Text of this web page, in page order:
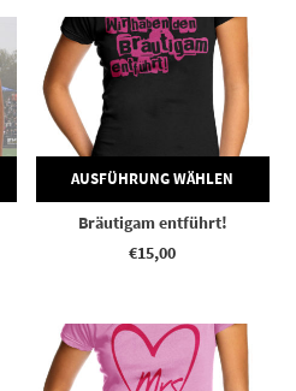
AUSFÜHRUNG WÄHLEN
Dieses Produkt weist mehrere Varianten auf. Die Optionen können auf der Produktseite gewählt werden
Bräutigam entführt!
€15,00
Dieses Produkt weist mehrere Varianten auf. Die Optionen können auf der Produktseite gewählt werden